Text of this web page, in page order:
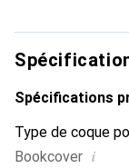
marque Noreve
exigeante.
Spécifications
Type de coque
Bookcover i